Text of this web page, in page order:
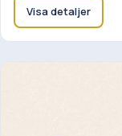
Visa detaljer